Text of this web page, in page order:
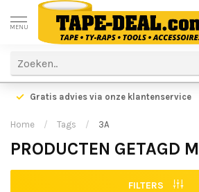
MENU
Gratis advies via onze klantenservice
Home / Tags / 3A
PRODUCTEN GETAGD
FILTERS